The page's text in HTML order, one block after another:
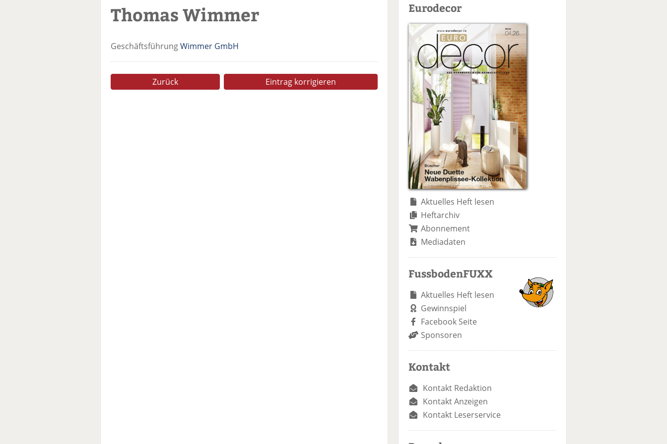
Thomas Wimmer
GeschäftsführungWimmer GmbH
Zurück Eintrag korrigieren
Eurodecor
Aktuelles Heft lesen
Heftarchiv
Abonnement
Mediadaten
FussbodenFUXX
Aktuelles Heft lesen
Gewinnspiel
Facebook Seite
Sponsoren
Kontakt
Kontakt Redaktion
Kontakt Anzeigen
Kontakt Leserservice